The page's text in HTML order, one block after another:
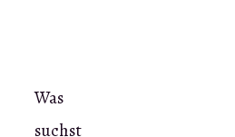
Was
suchst